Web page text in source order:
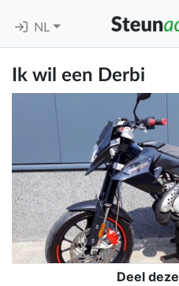
NL
Ik wil een Derbi
Deel